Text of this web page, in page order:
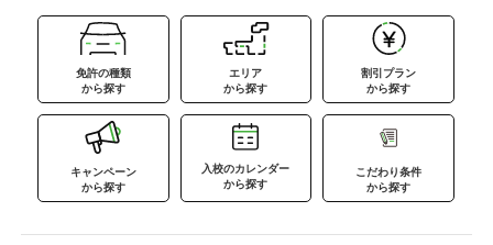
免許の種類
から探す
エリア
から探す
割引プラン
から探す
キャンペーン
から探す
入校のカレンダー
から探す
こだわり条件
から探す